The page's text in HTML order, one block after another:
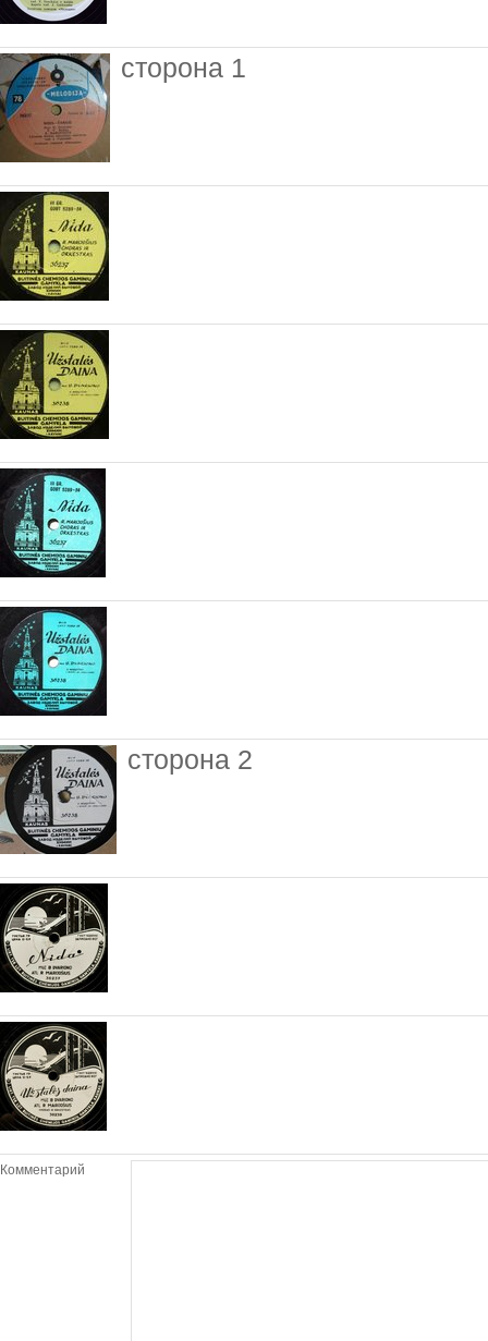
сторона 1
сторона 2
Комментарий